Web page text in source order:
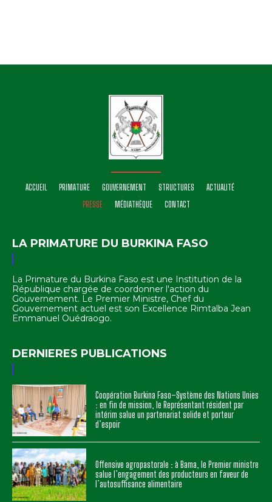
ACCUEIL PRIMATURE GOUVERNEMENT STRUCTURES
ACTUALITÉ
PRESSE
MÉDIATHÈQUE CONTACT
LA PRIMATURE DU BURKINA FASO
La Primature du Burkina Faso est une Institution de la
République chargée de coordonner l'action du
Gouvernement. Le Premier Ministre, Chef du
Gouvernement actuel est son Excellence Rimtalba Jean
Emmanuel Ouédraogo.
DERNIERES PUBLICATIONS
Coopération Burkina Faso–Système des Nations Unies
: en fin de mission, le Représentant résident par
intérim salue un partenariat solide et porteur
d’espoir
Offensive agropastorale : à Bama, le Premier ministre
salue l’engagement des producteurs en faveur de
l’autosuffisance alimentaire